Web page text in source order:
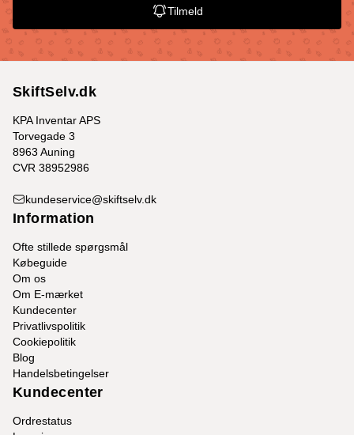
Tilmeld
SkiftSelv.dk
KPA Inventar APS
Torvegade 3
8963 Auning
CVR 38952986
kundeservice@skiftselv.dk
Information
Ofte stillede spørgsmål
Købeguide
Om os
Om E-mærket
Kundecenter
Privatlivspolitik
Cookiepolitik
Blog
Handelsbetingelser
Kundecenter
Ordrestatus